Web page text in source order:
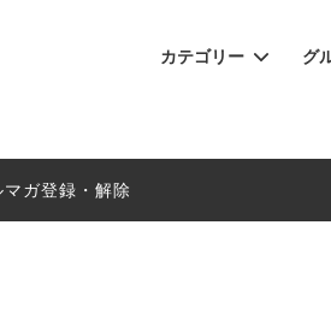
カテゴリー
ファッション
グ
土鍋で重ね煮
マガ登録・解除